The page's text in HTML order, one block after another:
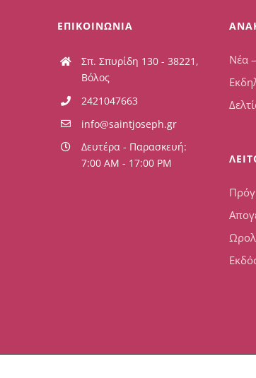
ΕΠΙΚΟΙΝΩΝΙΑ
Σπ. Σπυρίδη 130 - 38221,
Βόλος
2421047663
info@saintjoseph.gr
Δευτέρα - Παρασκευή:
7:00 AM - 17:00 PM
Νέα